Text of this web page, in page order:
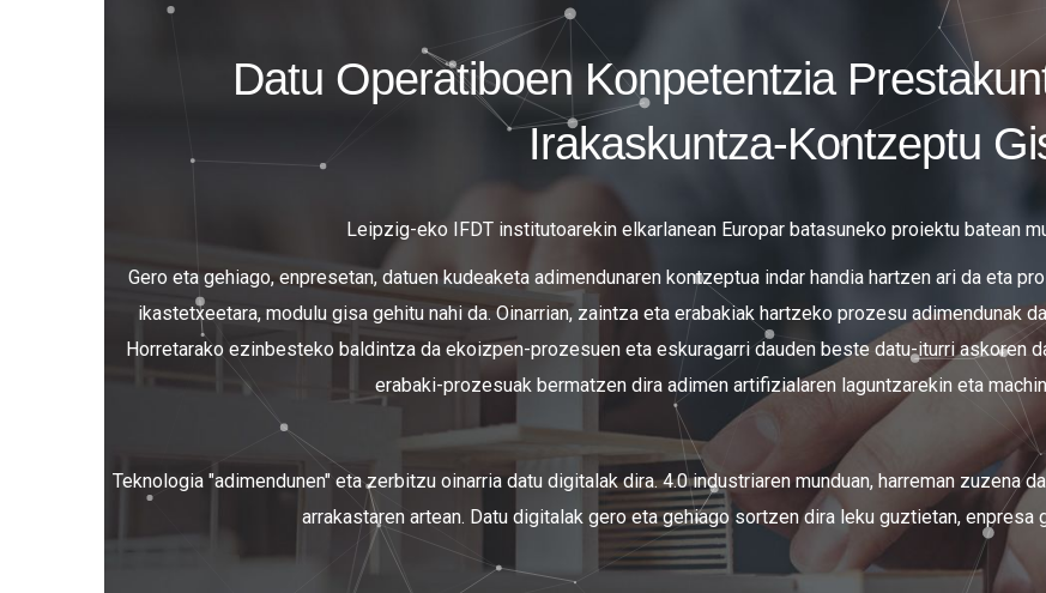
Datu Operatiboen Konpetentzia
Irakaskuntza-Kontzeptu
Leipzig-eko IFDT institutoarekin elkarlanean Europar batasuneko proiektu batean
Gero eta gehiago, enpresetan, datuen kudeaketa adimendunaren kontzeptua indar handia hartzen ari da eta
ikastetxeetara, modulu gisa gehitu nahi da. Oinarrian, zaintza eta erabakiak hartzeko prozesu adimendunak
Horretarako ezinbesteko baldintza da ekoizpen-prozesuen eta eskuragarri dauden beste datu-iturri askoren
erabaki-prozesuak bermatzen dira adimen artifizialaren laguntzarekin eta
Teknologia "adimendunen" eta zerbitzu oinarria datu digitalak dira. 4.0 industriaren munduan, harreman zuzena
arrakastaren artean. Datu digitalak gero eta gehiago sortzen dira leku guztietan,